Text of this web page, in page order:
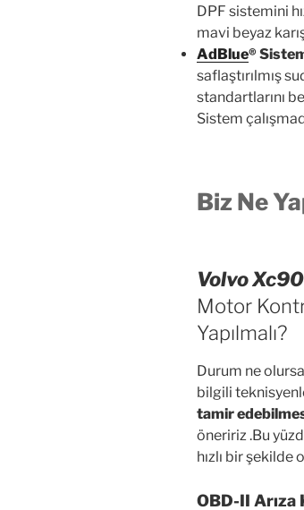
DPF sistemini
mavi beyaz
AdBlue®
saflaştırılmış
standartlarını
Sistem
Biz Ne
Volvo
Motor
Yapılmalı?
Durum ne
bilgili
tamir
öneririz .Bu
hızlı bir
OBD-II Arıza